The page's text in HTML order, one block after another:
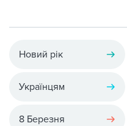
Новий рік
Українцям
8 Березня